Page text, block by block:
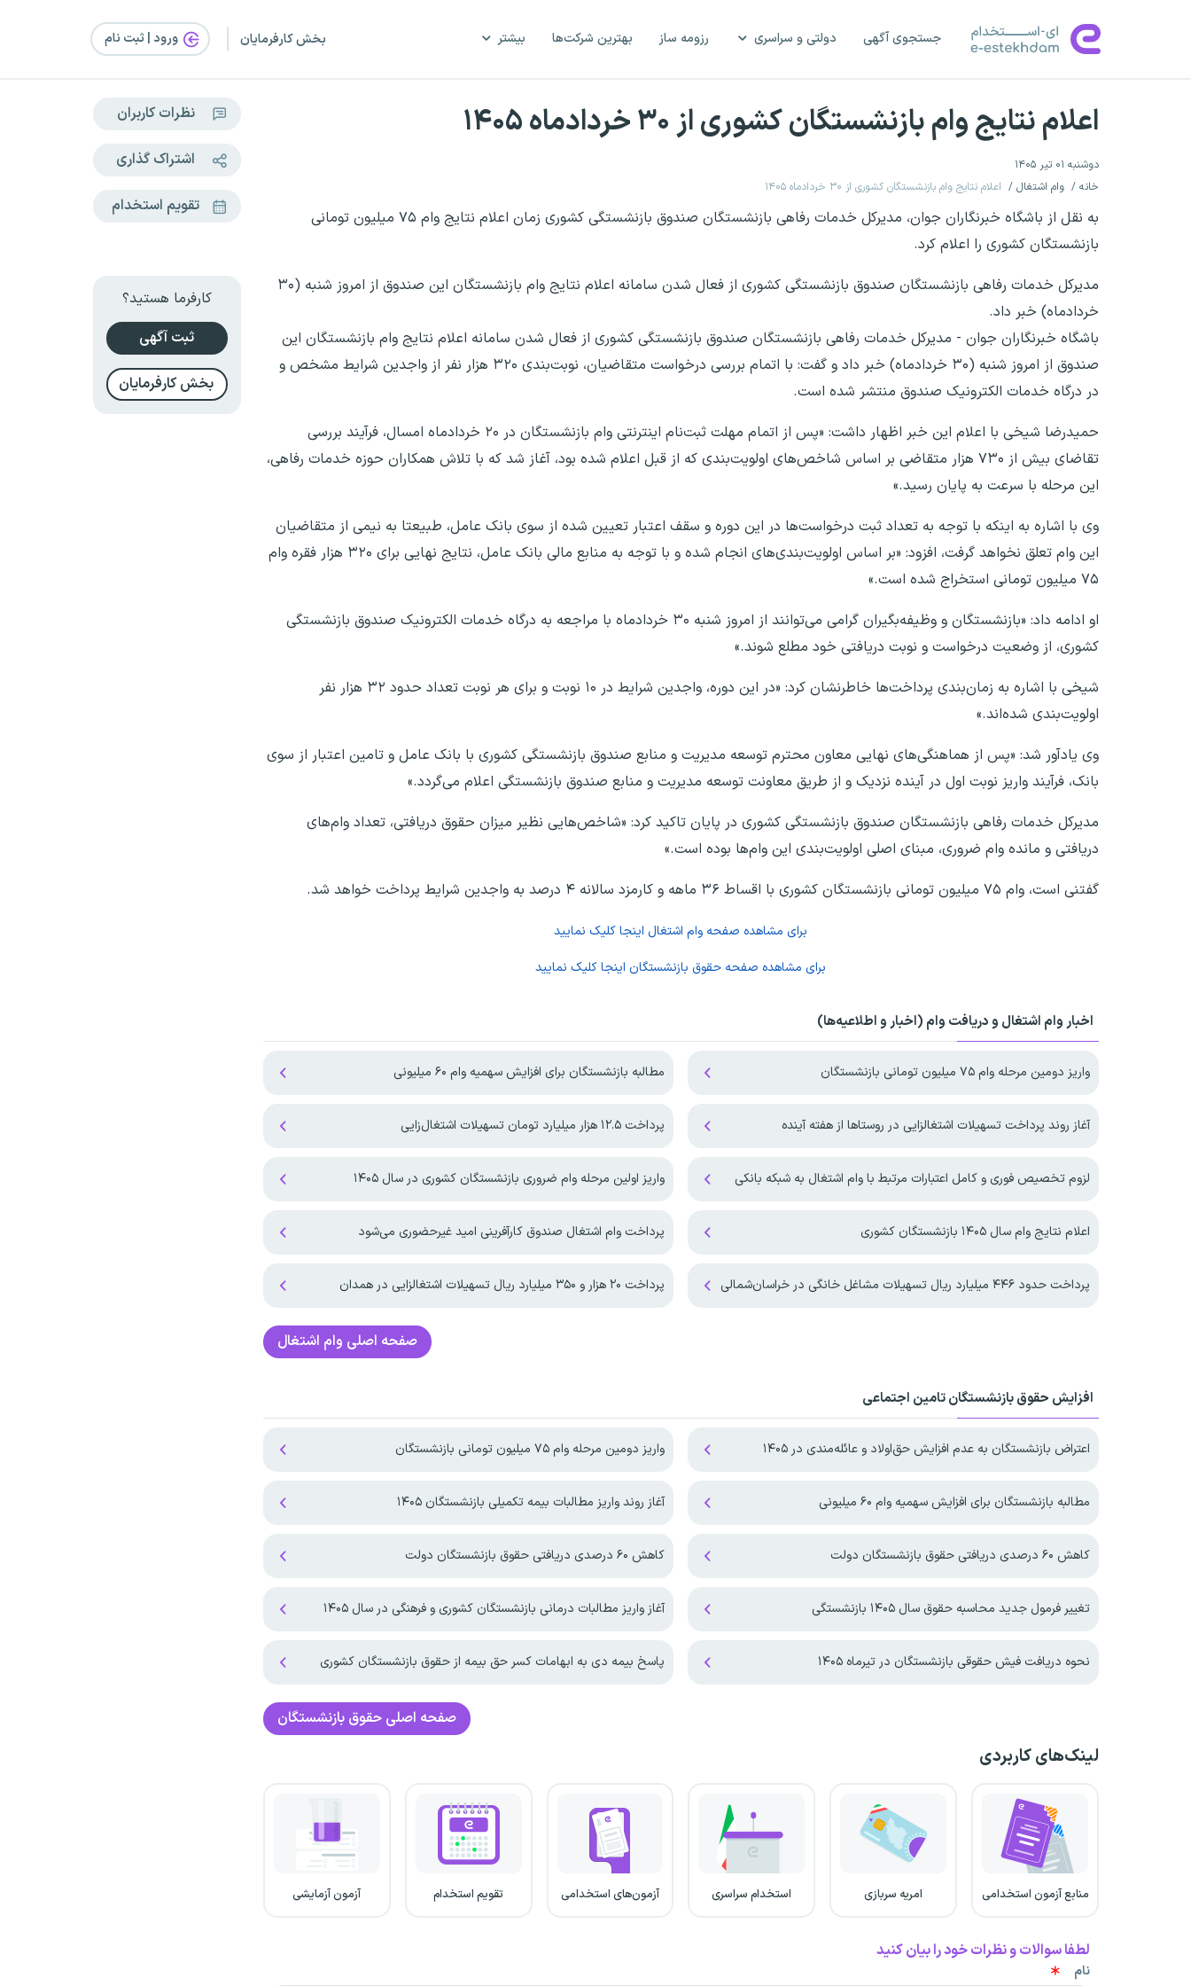
جستجوی آگهی دولتی و سراسری رزومه ساز بهترین شرکت‌ها بیشتر بخش کارفرمایان ورود | ثبت‌ نام
اعلام نتایج وام بازنشستگان کشوری از ۳۰ خردادماه ۱۴۰۵
دوشنبه ۰۱ تیر ۱۴۰۵
خانه
وام اشتغال اعلام نتایج وام بازنشستگان کشوری از ۳۰ خردادماه ۱۴۰۵
به نقل از باشگاه خبرنگاران جوان، مدیرکل خدمات رفاهی بازنشستگان صندوق بازنشستگی کشوری زمان اعلام نتایج وام ۷۵ میلیون تومانی
بازنشستگان کشوری را اعلام کرد.
مدیرکل خدمات رفاهی بازنشستگان صندوق بازنشستگی کشوری از فعال شدن سامانه اعلام نتایج وام بازنشستگان این صندوق از امروز شنبه (۳۰
خردادماه) خبر داد.
باشگاه خبرنگاران جوان - مدیرکل خدمات رفاهی بازنشستگان صندوق بازنشستگی کشوری از فعال شدن سامانه اعلام نتایج وام بازنشستگان این
صندوق از امروز شنبه (۳۰ خردادماه) خبر داد و گفت: با اتمام بررسی درخواست متقاضیان، نوبت‌بندی ۳۲۰ هزار نفر از واجدین شرایط مشخص و
در درگاه خدمات الکترونیک صندوق منتشر شده است.
حمیدرضا شیخی با اعلام این خبر اظهار داشت: «پس از اتمام مهلت ثبت‌نام اینترنتی وام بازنشستگان در ۲۰ خردادماه امسال، فرآیند بررسی
تقاضای بیش از ۷۳۰ هزار متقاضی بر اساس شاخص‌های اولویت‌بندی که از قبل اعلام شده بود، آغاز شد که با تلاش همکاران حوزه خدمات رفاهی،
این مرحله با سرعت به پایان رسید.»
وی با اشاره به اینکه با توجه به تعداد ثبت درخواست‌ها در این دوره و سقف اعتبار تعیین شده از سوی بانک عامل، طبیعتا به نیمی از متقاضیان
این وام تعلق نخواهد گرفت، افزود: «بر اساس اولویت‌بندی‌های انجام شده و با توجه به منابع مالی بانک عامل، نتایج نهایی برای ۳۲۰ هزار فقره وام
۷۵ میلیون تومانی استخراج شده است.»
او ادامه داد: «بازنشستگان و وظیفه‌بگیران گرامی می‌توانند از امروز شنبه ۳۰ خردادماه با مراجعه به درگاه خدمات الکترونیک صندوق بازنشستگی
کشوری، از وضعیت درخواست و نوبت دریافتی خود مطلع شوند.»
شیخی با اشاره به زمان‌بندی پرداخت‌ها خاطرنشان کرد: «در این دوره، واجدین شرایط در ۱۰ نوبت و برای هر نوبت تعداد حدود ۳۲ هزار نفر
اولویت‌بندی شده‌اند.»
وی یادآور شد: «پس از هماهنگی‌های نهایی معاون محترم توسعه مدیریت و منابع صندوق بازنشستگی کشوری با بانک عامل و تامین اعتبار از سوی
بانک، فرآیند واریز نوبت اول در آینده نزدیک و از طریق معاونت توسعه مدیریت و منابع صندوق بازنشستگی اعلام می‌گردد.»
مدیرکل خدمات رفاهی بازنشستگان صندوق بازنشستگی کشوری در پایان تاکید کرد: «شاخص‌هایی نظیر میزان حقوق دریافتی، تعداد وام‌های
دریافتی و مانده وام ضروری، مبنای اصلی اولویت‌بندی این وام‌ها بوده است.»
گفتنی است، وام ۷۵ میلیون تومانی بازنشستگان کشوری با اقساط ۳۶ ماهه و کارمزد سالانه ۴ درصد به واجدین شرایط پرداخت خواهد شد.
برای مشاهده صفحه وام اشتغال اینجا کلیک نمایید
برای مشاهده صفحه حقوق بازنشستگان اینجا کلیک نمایید
اخبار وام اشتغال و دریافت وام (اخبار و اطلاعیه‌ها)
واریز دومین مرحله وام ۷۵ میلیون تومانی بازنشستگان مطالبه بازنشستگان برای افزایش سهمیه‌ وام ۶۰ میلیونی
آغاز روند پرداخت تسهیلات اشتغالزایی در روستاها از هفته آینده پرداخت ۱۲.۵ هزار میلیارد تومان تسهیلات اشتغال‌زایی
لزوم تخصیص فوری و کامل اعتبارات مرتبط با وام اشتغال به شبکه بانکی واریز اولین مرحله وام ضروری بازنشستگان کشوری در سال ۱۴۰۵
اعلام نتایج وام سال ۱۴۰۵ بازنشستگان کشوری پرداخت وام اشتغال صندوق کارآفرینی امید غیرحضوری می‌شود
پرداخت حدود ۴۴۶ میلیارد ریال تسهیلات مشاغل خانگی در خراسان‌شمالی پرداخت ۲۰ هزار و ۳۵۰ میلیارد ریال تسهیلات اشتغالزایی در همدان
صفحه اصلی وام اشتغال
افزایش حقوق بازنشستگان تامین اجتماعی
اعتراض بازنشستگان به عدم افزایش حق‌اولاد و عائله‌مندی در ۱۴۰۵ واریز دومین مرحله وام ۷۵ میلیون تومانی بازنشستگان
مطالبه بازنشستگان برای افزایش سهمیه‌ وام ۶۰ میلیونی آغاز روند واریز مطالبات بیمه تکمیلی بازنشستگان ۱۴۰۵
کاهش ۶۰ درصدی دریافتی حقوق بازنشستگان دولت کاهش ۶۰ درصدی دریافتی حقوق بازنشستگان دولت
تغییر فرمول جدید محاسبه حقوق سال ۱۴۰۵ بازنشستگی آغاز واریز مطالبات درمانی بازنشستگان کشوری و فرهنگی در سال ۱۴۰۵
نحوه دریافت فیش حقوقی بازنشستگان در تیرماه ۱۴۰۵ پاسخ بیمه دی به ابهامات کسر حق بیمه از حقوق بازنشستگان کشوری
صفحه اصلیحقوق بازنشستگان
لینک‌های کاربردی
منابع آزمون استخدامی امریه سربازی استخدام سراسری آزمون‌های استخدامی تقویم استخدام آزمون آزمایشی
لطفا سوالات و نظرات خود را بیان کنید
نام
نظرات کاربران
اشتراک گذاری
تقویم استخدام
کارفرما هستید؟
ثبت آگهی
بخش کارفرمایان